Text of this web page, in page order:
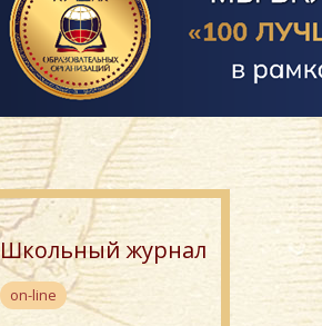
Школьный журнал
on-line